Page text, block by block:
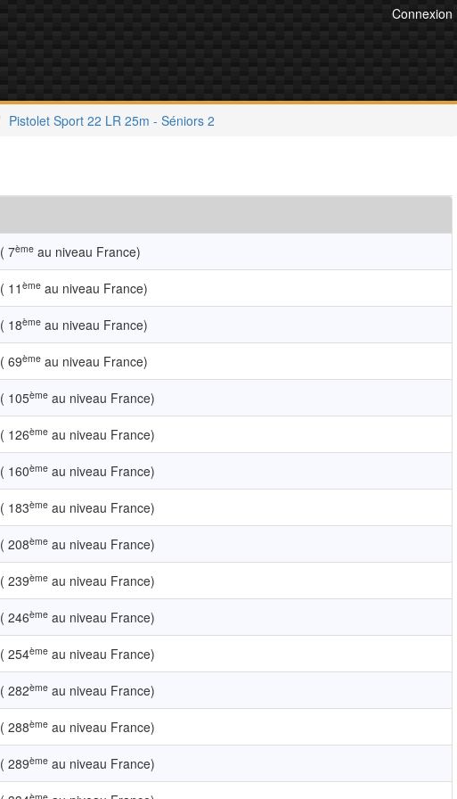
Connexion
Pistolet Sport 22 LR 25m - Séniors 2
( 7ème au niveau France)
( 11 ème au niveau France)
( 18ème au niveau France)
( 69ème au niveau France)
( 105ème au niveau France)
( 126ème au niveau France)
( 160ème au niveau France)
( 183ème au niveau France)
( 208ème au niveau France)
( 239ème au niveau France)
( 246ème au niveau France)
( 254ème au niveau France)
( 282ème au niveau France)
( 288ème au niveau France)
( 289ème au niveau France)